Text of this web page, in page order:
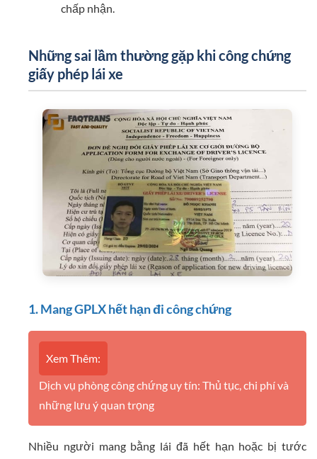
chấp nhận.
Những sai lầm thường gặp khi công chứng
giấy phép lái xe
1. Mang GPLX hết hạn đi công chứng
Xem Thêm:
Dịch vụ phòng công chứng uy tín: Thủ tục, chi phí và
những lưu ý quan trọng
Nhiều người mang bằng lái đã hết hạn hoặc bị tước